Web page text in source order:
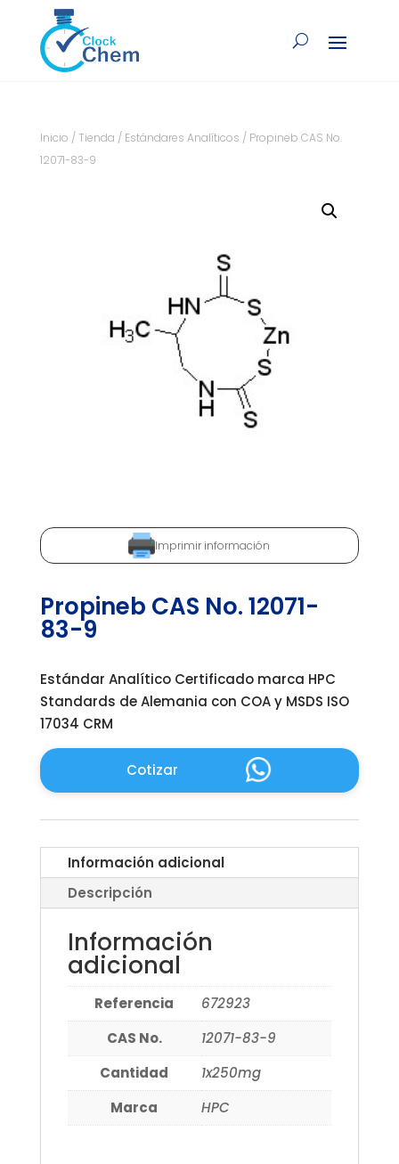
Inicio / Tienda / Estándares Analíticos / Propineb CAS No.
12071-83-9
Imprimir información
Propineb CAS No. 12071-
83-9
Estándar Analítico Certificado marca HPC
Standards de Alemania con COA y MSDS ISO
17034 CRM
Cotizar
Información adicional
Descripción
Información
adicional
Referencia
672923
CAS No.
12071-83-9
Cantidad
1x250mg
Marca
HPC